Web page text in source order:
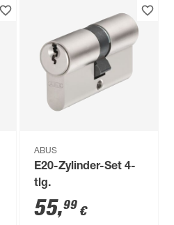
ABUS
E20-Zylinder-Set 4-
tlg.
55,99 €